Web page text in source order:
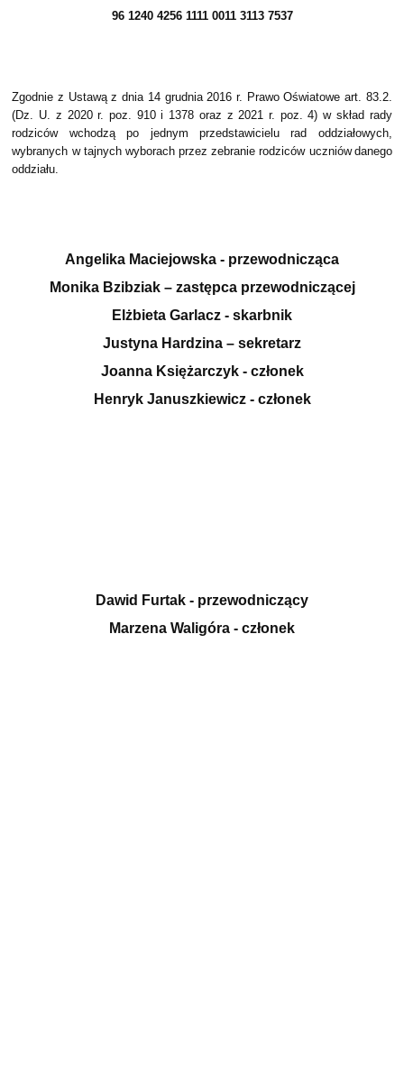
96 1240 4256 1111 0011 3113 7537
Zgodnie z Ustawą z dnia 14 grudnia 2016 r. Prawo Oświatowe art. 83.2.
(Dz. U. z 2020 r. poz. 910 i 1378 oraz z 2021 r. poz. 4) w skład rady
rodziców wchodzą po jednym przedstawicielu rad oddziałowych,
wybranych w tajnych wyborach przez zebranie rodziców uczniów danego
oddziału.
Angelika Maciejowska - przewodnicząca
Monika Bzibziak – zastępca przewodniczącej
Elżbieta Garlacz - skarbnik
Justyna Hardzina – sekretarz
Joanna Księżarczyk - członek
Henryk Januszkiewicz - członek
Dawid Furtak - przewodniczący
Marzena Waligóra - członek